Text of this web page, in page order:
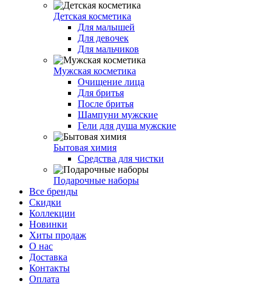
Детская косметика
Для малышей
Для девочек
Для мальчиков
Мужская косметика
Очищение лица
Для бритья
После бритья
Шампуни мужские
Гели для душа мужские
Бытовая химия
Средства для чистки
Подарочные наборы
Все бренды
Скидки
Коллекции
Новинки
Хиты продаж
О нас
Доставка
Контакты
Оплата